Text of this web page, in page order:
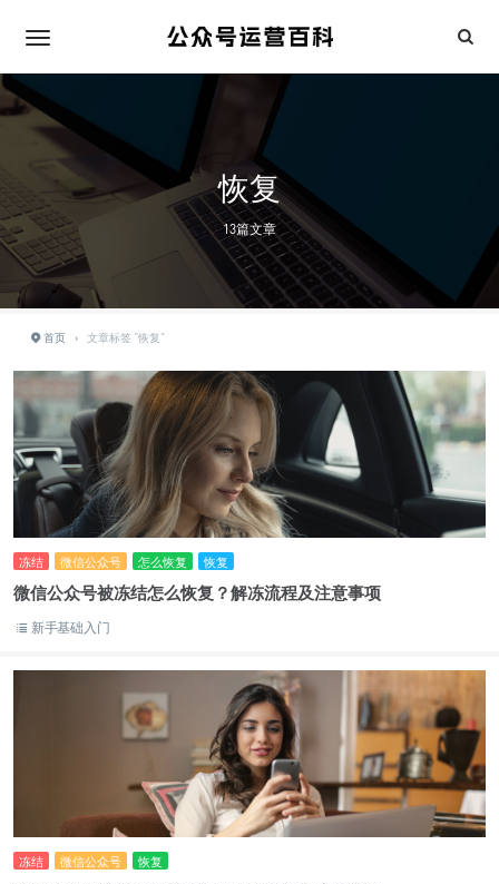
恢复
13篇文章
首页 › 文章标签 "恢复"
冻结 微信公众号 怎么恢复 恢复
微信公众号被冻结怎么恢复？解冻流程及注意事项
新手基础入门
冻结 微信公众号 恢复